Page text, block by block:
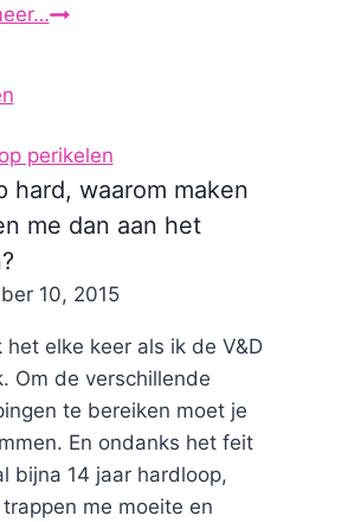
Hardloopblessures:
ze
te
voorkomen
perikelen
hard, waarom maken
me dan aan het
10, 2015
het elke keer als ik de V&D
Om de verschillende
te bereiken moet je
En ondanks het feit
bijna 14 jaar hardloop,
me moeite en